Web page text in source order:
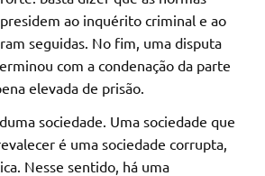
ao inquérito criminal e ao
seguidas. No fim, uma disputa
com a condenação da parte
elevada de prisão.
sociedade. Uma sociedade que
é uma sociedade corrupta,
Nesse sentido, há uma